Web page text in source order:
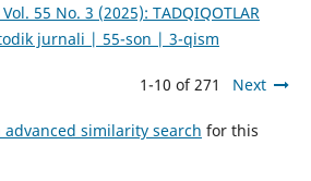
55 No. 3 (2025): TADQIQOTLAR
jurnali | 55-son | 3-qism
1-10 of 271 Next
similarity search for this